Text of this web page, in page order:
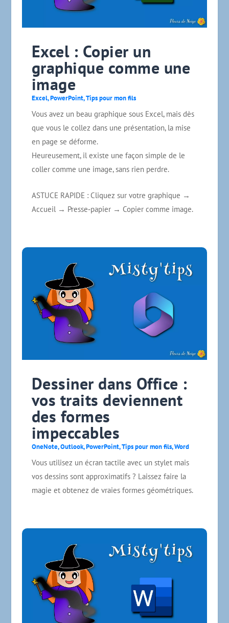
Excel : Copier un
graphique comme une
image
Excel,PowerPoint,Tips pour mon fils
Vous avez un beau graphique sous Excel, mais dès
que vous le collez dans une présentation, la mise
en page se déforme.
Heureusement, il existe une façon simple de le
coller comme une image, sans rien perdre.
ASTUCE RAPIDE : Cliquez sur votre graphique →
Accueil → Presse‑papier → Copier comme image.
Dessiner dans Office :
vos traits deviennent
des formes
impeccables
OneNote,Outlook,PowerPoint,Tips pour mon fils,Word
Vous utilisez un écran tactile avec un stylet mais
vos dessins sont approximatifs ? Laissez faire la
magie et obtenez de vraies formes géométriques.